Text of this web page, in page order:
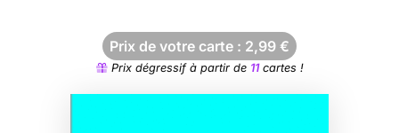
Prix de votre carte : 2,99 €
Prix dégressif à partir de 11cartes !